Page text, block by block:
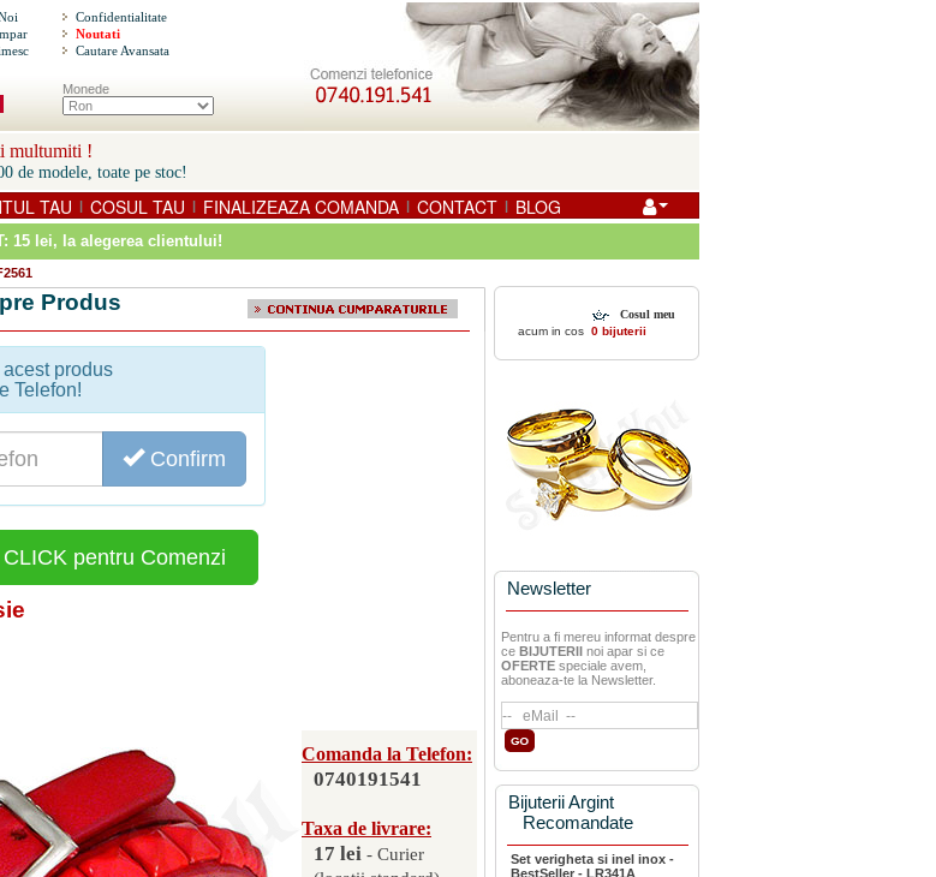
Confidentialitate
Noutati
Cautare Avansata
Monede
multumiti !
de modele, toate pe stoc!
TAU | COSUL TAU | FINALIZEAZA COMANDA | CONTACT | BLOG
15 lei, la alegerea clientului!
Produs
produs
Telefon!
Confirm
pentru Comenzi
Comanda la Telefon:
0740191541
Taxa de livrare:
17 lei - Curier
Cosul meu
acum in cos 0 bijuterii
Newsletter
Pentru a fi mereu informat despre
ce BIJUTERII noi apar si ce
OFERTE speciale avem,
aboneaza-te la Newsletter.
Bijuterii Argint
Recomandate
Set verigheta si inel inox -
BestSeller - LR341A